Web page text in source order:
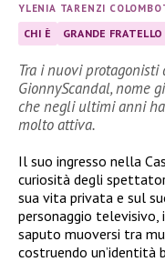
YLENIA TARENZI
CHI È GRANDE FRATELLO
Tra i nuovi protagonisti
GionnyScandal, nome
che negli ultimi anni
molto attiva.
Il suo ingresso nella
curiosità degli
sua vita privata e sul
personaggio televisivo,
saputo muoversi tra
costruendo un’identità